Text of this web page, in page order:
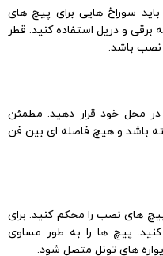
سوراخ هایی برای پیچ های
برقی و دریل استفاده کنید. قطر
نصب باشد.
محل خود قرار دهید. مطمئن
باشد و هیچ فاصله ای بین فن
های نصب را محکم کنید. برای
پیچ ها را به طور مساوی
های تونل متصل شود.